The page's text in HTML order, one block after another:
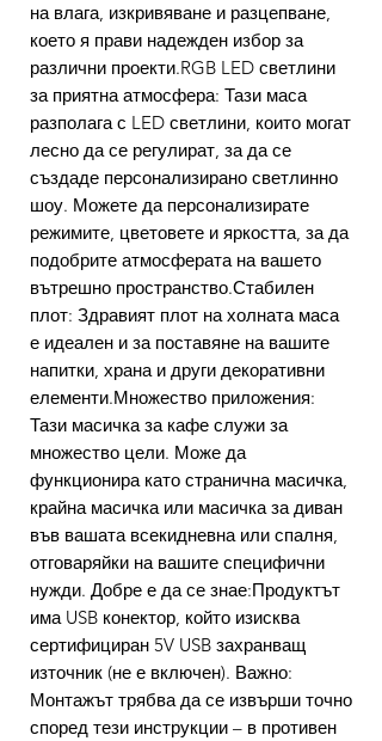
на влага, изкривяване и разцепване,
което я прави надежден избор за
различни проекти.RGB LED светлини
за приятна атмосфера: Тази маса
разполага с LED светлини, които могат
лесно да се регулират, за да се
създаде персонализирано светлинно
шоу. Можете да персонализирате
режимите, цветовете и яркостта, за да
подобрите атмосферата на вашето
вътрешно пространство.Стабилен
плот: Здравият плот на холната маса
е идеален и за поставяне на вашите
напитки, храна и други декоративни
елементи.Множество приложения:
Тази масичка за кафе служи за
множество цели. Може да
функционира като странична масичка,
крайна масичка или масичка за диван
във вашата всекидневна или спалня,
отговаряйки на вашите специфични
нужди. Добре е да се знае:Продуктът
има USB конектор, който изисква
сертифициран 5V USB захранващ
източник (не е включен). Важно:
Монтажът трябва да се извърши точно
според тези инструкции – в противен